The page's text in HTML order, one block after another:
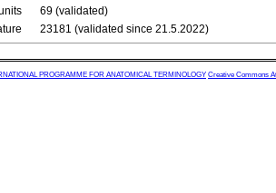
69 (validated)
23181 (validated since 21.5.2022)
PROGRAMME FOR ANATOMICAL TERMINOLOGY Creative Commons